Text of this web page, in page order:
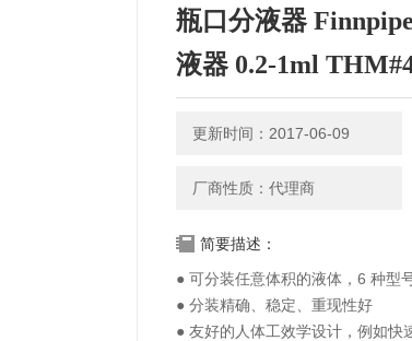
瓶口分液器
液器 0.2-1ml
更新时间：2017-06-09
厂商性质：代理商
简要描述：
● 可分装任意体积的液体，6 种型
● 分装精确、稳定、重现性好
● 友好的人体工效学设计，例如快